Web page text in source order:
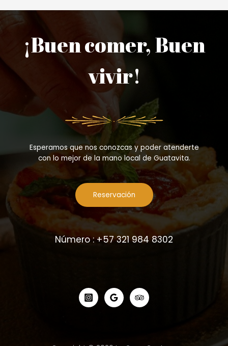
¡Buen comer, Buen
vivir!
Esperamos que nos conozcas y poder atenderte
con lo mejor de la mano local de Guatavita.
Reservación
Número : +57 321 984 8302